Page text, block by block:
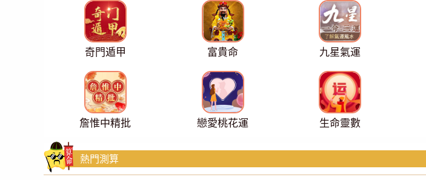
奇門遁甲 富貴命 九星氣運
詹惟中精批 戀愛桃花運 生命靈數
熱門測算